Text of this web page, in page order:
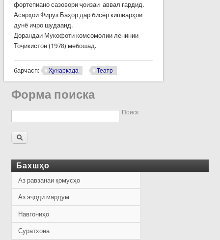
фортепиано сазовори ҷоизаи аввал гардид.
Асарҳои Фирӯз Баҳор дар бисёр кишварҳои
дунё иҷро шудаанд.
Дорандаи Мукофоти комсомолии ленинии
Тоҷикистон (1978) мебошад.
барчасп: Ҳунаркада Театр
Форма поиска
Поиск
Бахшҳо
Аз равзанаи қомусҳо
Аз эҷоди мардум
Навгониҳо
Суратхона